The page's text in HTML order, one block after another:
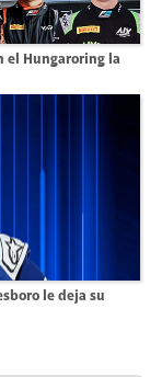
el Hungaroring la
le deja su